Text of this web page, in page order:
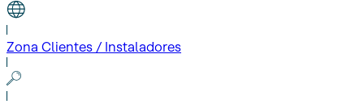
Zona Clientes / Instaladores